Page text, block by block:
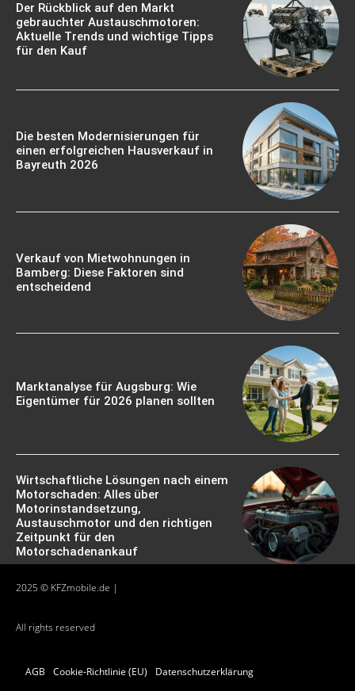
Der Rückblick auf den Markt
gebrauchter Austauschmotoren:
Aktuelle Trends und wichtige Tipps
für den Kauf
Die besten Modernisierungen für
einen erfolgreichen Hausverkauf in
Bayreuth 2026
Verkauf von Mietwohnungen in
Bamberg: Diese Faktoren sind
entscheidend
Marktanalyse für Augsburg: Wie
Eigentümer für 2026 planen sollten
Wirtschaftliche Lösungen nach einem
Motorschaden: Alles über
Motorinstandsetzung,
Austauschmotor und den richtigen
Zeitpunkt für den
Motorschadenankauf
2025 © KFZmobile.de |
All rights reserved
AGB Cookie-Richtlinie (EU)
Datenschutzerklärung